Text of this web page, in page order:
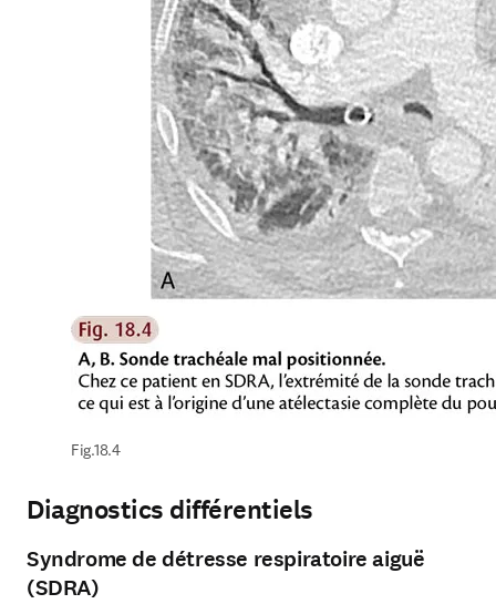
Fig.18.4
Diagnostics différentiels
Syndrome de détresse respiratoire aiguë
(SDRA)